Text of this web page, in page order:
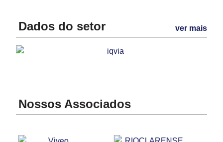
Dados do setor ver mais
Nossos Associados